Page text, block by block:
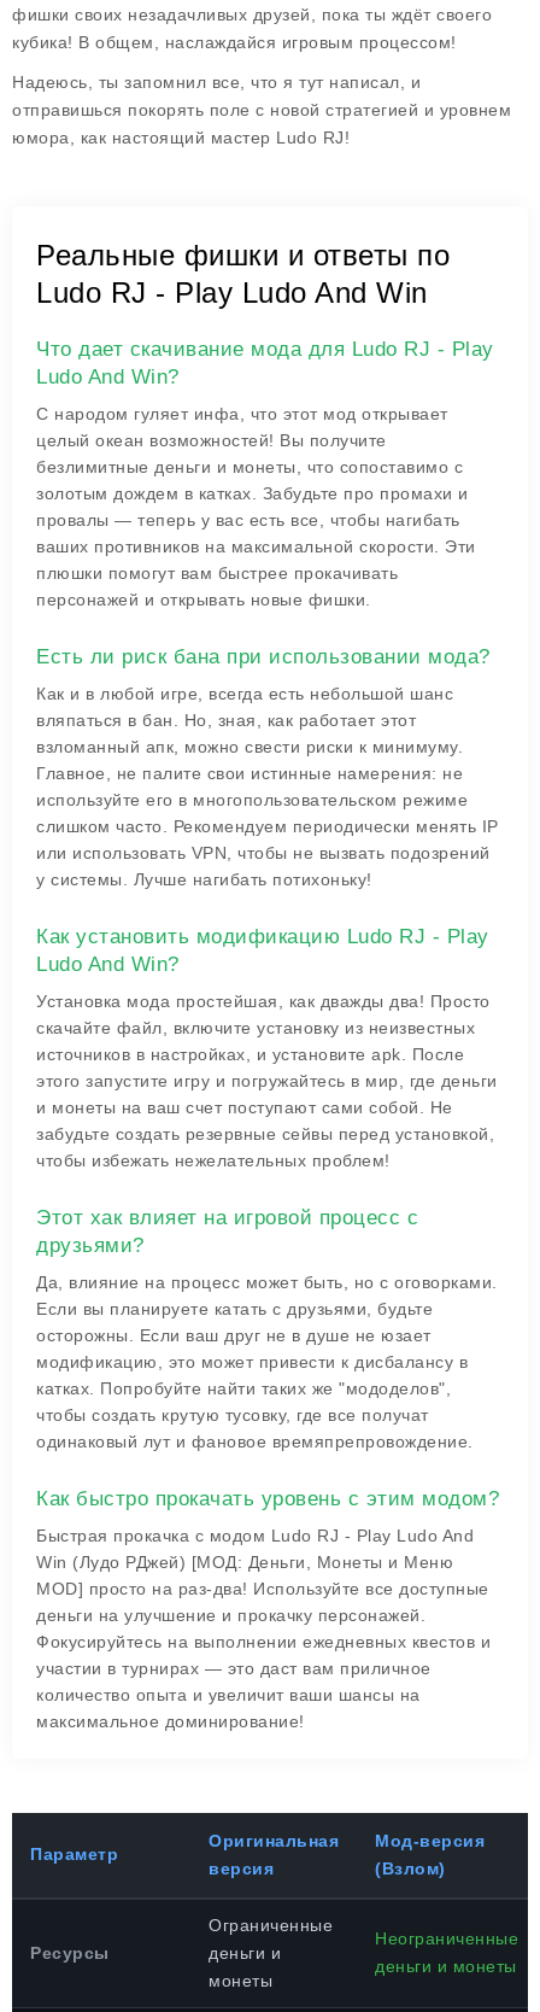
фишки своих незадачливых друзей, пока ты ждёт своего
кубика! В общем, наслаждайся игровым процессом!
Надеюсь, ты запомнил все, что я тут написал, и
отправишься покорять поле с новой стратегией и уровнем
юмора, как настоящий мастер Ludo RJ!
Реальные фишки и ответы по
Ludo RJ - Play Ludo And Win
Что дает скачивание мода для Ludo RJ - Play
Ludo And Win?
С народом гуляет инфа, что этот мод открывает
целый океан возможностей! Вы получите
безлимитные деньги и монеты, что сопоставимо с
золотым дождем в катках. Забудьте про промахи и
провалы — теперь у вас есть все, чтобы нагибать
ваших противников на максимальной скорости. Эти
плюшки помогут вам быстрее прокачивать
персонажей и открывать новые фишки.
Есть ли риск бана при использовании мода?
Как и в любой игре, всегда есть небольшой шанс
вляпаться в бан. Но, зная, как работает этот
взломанный апк, можно свести риски к минимуму.
Главное, не палите свои истинные намерения: не
используйте его в многопользовательском режиме
слишком часто. Рекомендуем периодически менять IP
или использовать VPN, чтобы не вызвать подозрений
у системы. Лучше нагибать потихоньку!
Как установить модификацию Ludo RJ - Play
Ludo And Win?
Установка мода простейшая, как дважды два! Просто
скачайте файл, включите установку из неизвестных
источников в настройках, и установите apk. После
этого запустите игру и погружайтесь в мир, где деньги
и монеты на ваш счет поступают сами собой. Не
забудьте создать резервные сейвы перед установкой,
чтобы избежать нежелательных проблем!
Этот хак влияет на игровой процесс с
друзьями?
Да, влияние на процесс может быть, но с оговорками.
Если вы планируете катать с друзьями, будьте
осторожны. Если ваш друг не в душе не юзает
модификацию, это может привести к дисбалансу в
катках. Попробуйте найти таких же "мододелов",
чтобы создать крутую тусовку, где все получат
одинаковый лут и фановое времяпрепровождение.
Как быстро прокачать уровень с этим модом?
Быстрая прокачка с модом Ludo RJ - Play Ludo And
Win (Лудо РДжей) [МОД: Деньги, Монеты и Меню
MOD] просто на раз-два! Используйте все доступные
деньги на улучшение и прокачку персонажей.
Фокусируйтесь на выполнении ежедневных квестов и
участии в турнирах — это даст вам приличное
количество опыта и увеличит ваши шансы на
максимальное доминирование!
Параметр
Оригинальная
версия
Мод-версия
(Взлом)
Ресурсы
Ограниченные
деньги и
монеты
Неограниченные
деньги и монеты